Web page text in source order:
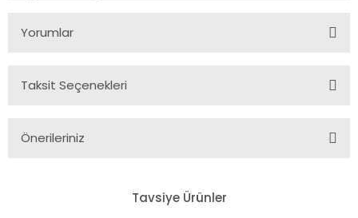
Yorumlar
Taksit Seçenekleri
Önerileriniz
konularda yetersiz gördüğünüz noktaları öneri formunu
kullanarak tarafımıza iletebilirsiniz.
Tavsiye Ürünler